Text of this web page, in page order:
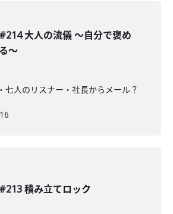
#214 大人の流儀 〜自分で褒め
る〜
七人のリスナー・社長からメール？
#213 積み立てロック